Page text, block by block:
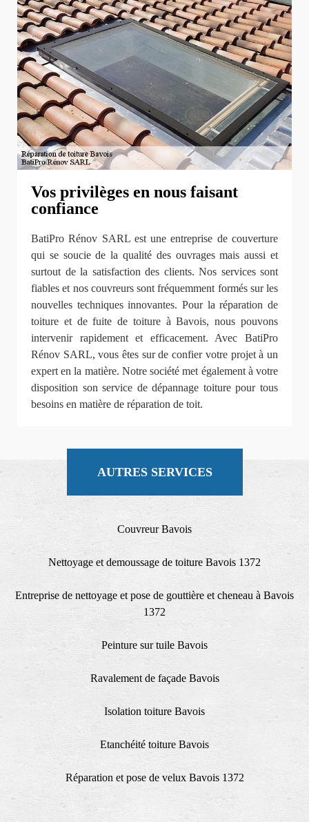
Vos privilèges en nous faisant
confiance
BatiPro Rénov SARL est une entreprise de couverture
qui se soucie de la qualité des ouvrages mais aussi et
surtout de la satisfaction des clients. Nos services sont
fiables et nos couvreurs sont fréquemment formés sur les
nouvelles techniques innovantes. Pour la réparation de
toiture et de fuite de toiture à Bavois, nous pouvons
intervenir rapidement et efficacement. Avec BatiPro
Rénov SARL, vous êtes sur de confier votre projet à un
expert en la matière. Notre société met également à votre
disposition son service de dépannage toiture pour tous
besoins en matière de réparation de toit.
AUTRES SERVICES
Couvreur Bavois
Nettoyage et demoussage de toiture Bavois 1372
Entreprise de nettoyage et pose de gouttière et cheneau à Bavois
1372
Peinture sur tuile Bavois
Ravalement de façade Bavois
Isolation toiture Bavois
Etanchéité toiture Bavois
Réparation et pose de velux Bavois 1372